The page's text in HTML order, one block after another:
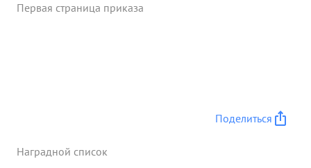
обеспечило успешное наступление войск фронта.
самолетов противника. в наступательной
авиации с наземными войсками и Черноморским
Первая страница приказа
Поделиться
Наградной список